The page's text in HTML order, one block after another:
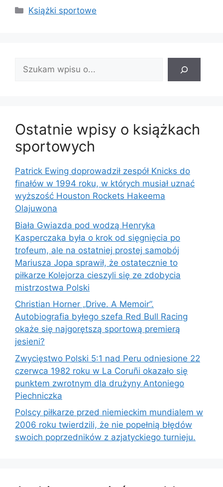
Kategorie
Książki sportowe
Znajdź
wpis:
Ostatnie wpisy o książkach
sportowych
Patrick Ewing doprowadził zespół Knicks do
finałów w 1994 roku, w których musiał uznać
wyższość Houston Rockets Hakeema
Olajuwona
Biała Gwiazda pod wodzą Henryka
Kasperczaka była o krok od sięgnięcia po
trofeum, ale na ostatniej prostej samobój
Mariusza Jopa sprawił, że ostatecznie to
piłkarze Kolejorza cieszyli się ze zdobycia
mistrzostwa Polski
Christian Horner „Drive. A Memoir”.
Autobiografia byłego szefa Red Bull Racing
okaże się najgorętszą sportową premierą
jesieni?
Zwycięstwo Polski 5:1 nad Peru odniesione 22
czerwca 1982 roku w La Coruñi okazało się
punktem zwrotnym dla drużyny Antoniego
Piechniczka
Polscy piłkarze przed niemieckim mundialem w
2006 roku twierdzili, że nie popełnią błędów
swoich poprzedników z azjatyckiego turnieju.